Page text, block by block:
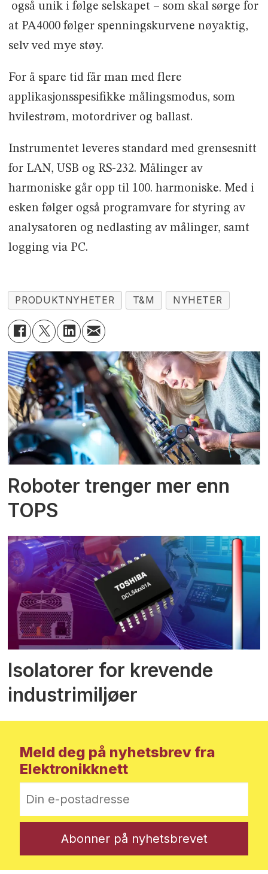
også unik i følge selskapet – som skal sørge for
at PA4000 følger spenningskurvene nøyaktig,
selv ved mye støy.
For å spare tid får man med flere
applikasjonsspesifikke målingsmodus, som
hvilestrøm, motordriver og ballast.
Instrumentet leveres standard med grensesnitt
for LAN, USB og RS-232. Målinger av
harmoniske går opp til 100. harmoniske. Med i
esken følger også programvare for styring av
analysatoren og nedlasting av målinger, samt
logging via PC.
PRODUKTNYHETER T&M NYHETER
Roboter trenger mer enn
TOPS
Isolatorer for krevende
industrimiljøer
Meld deg på nyhetsbrev fra
Elektronikknett